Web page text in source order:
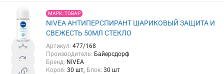
МАРК. ТОВАР
NIVEA АНТИПЕРСПИРАНТ ШАРИКОВЫЙ ЗАЩИТА И
СВЕЖЕСТЬ 50МЛ СТЕКЛО
Артикул: 477/168
Производитель: Байерсдорф
Бренд: NIVEA
Короб: 30 шт Блок: 30 шт